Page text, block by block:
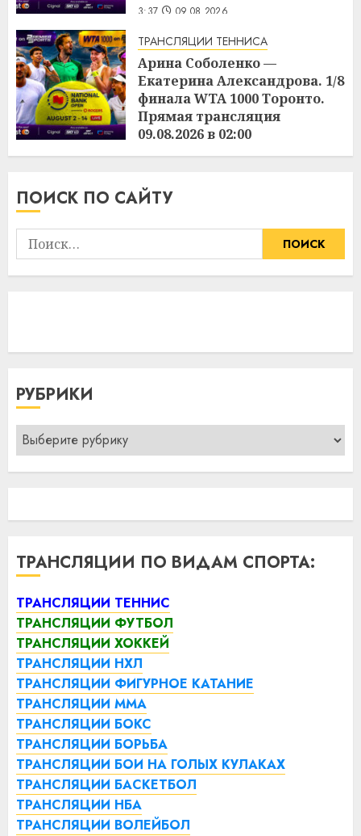
3:37 09.08.2026
ТРАНСЛЯЦИИ ТЕННИСА
Арина Соболенко —
Екатерина Александрова. 1/8
финала WTA 1000 Торонто.
Прямая трансляция
09.08.2026 в 02:00
3:36 09.08.2026
ПОИСК ПО САЙТУ
Найти:
РУБРИКИ
Рубрики
ТРАНСЛЯЦИИ ПО ВИДАМ СПОРТА:
ТРАНСЛЯЦИИ ТЕННИС
ТРАНСЛЯЦИИ ФУТБОЛ
ТРАНСЛЯЦИИ ХОККЕЙ
ТРАНСЛЯЦИИ НХЛ
ТРАНСЛЯЦИИ ФИГУРНОЕ КАТАНИЕ
ТРАНСЛЯЦИИ ММА
ТРАНСЛЯЦИИ БОКС
ТРАНСЛЯЦИИ БОРЬБА
ТРАНСЛЯЦИИ БОИ НА ГОЛЫХ КУЛАКАХ
ТРАНСЛЯЦИИ БАСКЕТБОЛ
ТРАНСЛЯЦИИ НБА
ТРАНСЛЯЦИИ ВОЛЕЙБОЛ